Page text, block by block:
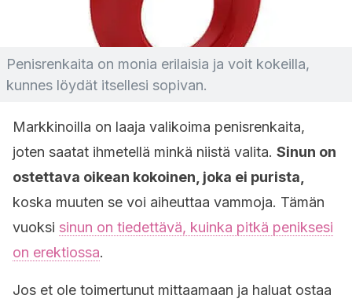
Penisrenkaita on monia erilaisia ja voit kokeilla,
kunnes löydät itsellesi sopivan.
Markkinoilla on laaja valikoima penisrenkaita,
joten saatat ihmetellä minkä niistä valita. Sinun on
ostettava oikean kokoinen, joka ei purista,
koska muuten se voi aiheuttaa vammoja. Tämän
vuoksi sinun on tiedettävä, kuinka pitkä peniksesi
on erektiossa.
Jos et ole toimertunut mittaamaan ja haluat ostaa